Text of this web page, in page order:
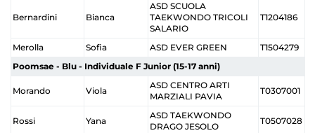
Bernardini Bianca
ASD SCUOLA
TAEKWONDO TRICOLI
SALARIO
T1204186
Merolla Sofia ASD EVER GREEN
T1504279
Poomsae - Blu - Individuale F Junior (15-17 anni)
Morando Viola
ASD CENTRO ARTI
MARZIALI PAVIA
T0307001
Rossi Yana
ASD TAEKWONDO
DRAGO JESOLO
T0507028